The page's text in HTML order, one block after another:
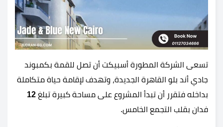
تسعى الشركة المطورة أسبيكت أن تصل للقمة بكمبوند
جادي أند بلو القاهرة الجديدة، وتهدف لإقامة حياة متكاملة
بداخله فتقرر أن تبدأ المشروع على مساحة كبيرة تبلغ 12
فدان بقلب التجمع الخامس.